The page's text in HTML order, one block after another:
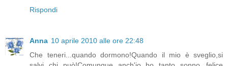
Rispondi
Anna 10 aprile 2010 alle ore 22:48
Che teneri...quando dormono!Quando il mio è sveglio,si